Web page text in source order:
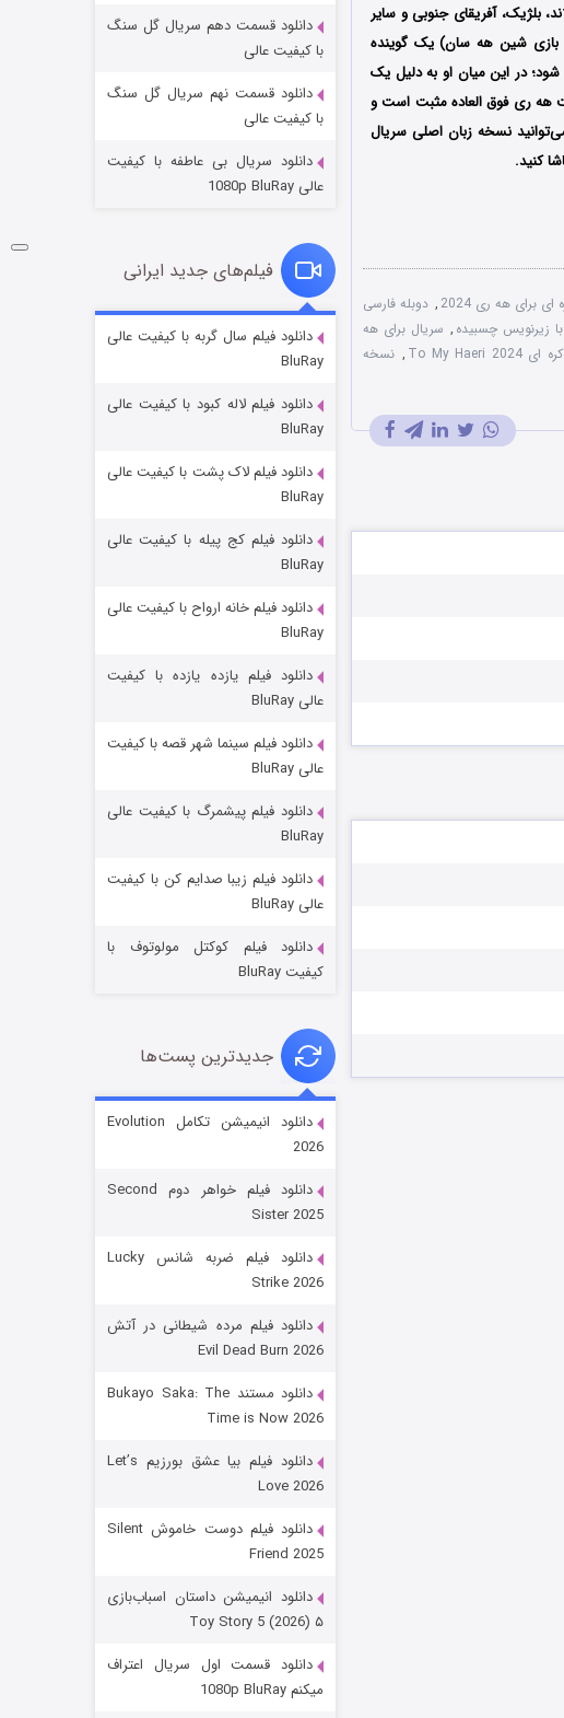
بلژیک، آفریقای جنوبی و سایر
بازی شین هه سان) یک گوینده
شود؛ در این میان او به دلیل یک
ری فوق العاده مثبت است و
نسخه زبان اصلی سریال
کنید.
برای هه ری 2024 , دوبله فارسی
, سریال برای هه
, نسخه
شوگر فصل ۲
قسمت ۷ (زیرنویس) منتشر شد
خاندان اژدها فصل ۳
قسمت
جادوگری در مغولستان
باب اسفنجی فصل ۱۷
قسمت
زیرزمین
قسمت
دانلود قسمت دهم سریال گل سنگ
با کیفیت عالی
دانلود قسمت نهم سریال گل سنگ
با کیفیت عالی
دانلود سریال بی عاطفه با کیفیت
عالی 1080p BluRay
فیلم‌های جدید ایرانی
دانلود فیلم سال گربه با کیفیت عالی
BluRay
دانلود فیلم لاله کبود با کیفیت عالی
BluRay
دانلود فیلم لاک پشت با کیفیت عالی
BluRay
دانلود فیلم کج‌ پیله با کیفیت عالی
BluRay
دانلود فیلم خانه ارواح با کیفیت عالی
BluRay
دانلود فیلم یازده یازده با کیفیت
عالی BluRay
دانلود فیلم سینما شهر قصه با کیفیت
عالی BluRay
دانلود فیلم پیشمرگ با کیفیت عالی
BluRay
دانلود فیلم زیبا صدایم کن با کیفیت
عالی BluRay
دانلود فیلم کوکتل مولوتوف با
کیفیت BluRay
جدیدترین پست‌ها
دانلود انیمیشن تکامل Evolution
2026
دانلود فیلم خواهر دوم Second
Sister 2025
دانلود فیلم ضربه شانس Lucky
Strike 2026
دانلود فیلم مرده شیطانی در آتش
Evil Dead Burn 2026
دانلود مستند Bukayo Saka: The
Time is Now 2026
دانلود فیلم بیا عشق بورزیم Let’s
Love 2026
دانلود فیلم دوست خاموش Silent
Friend 2025
دانلود انیمیشن داستان اسباب‌بازی
۵ Toy Story 5 (2026)
دانلود قسمت اول سریال اعتراف
میکنم 1080p BluRay